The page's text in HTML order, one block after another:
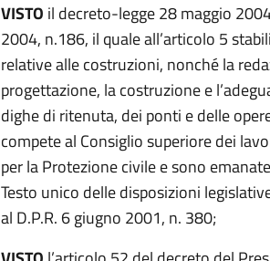
VISTO il decreto-legge 28 maggio
2004, n.186, il quale all’articolo 5
relative alle costruzioni, nonché la
progettazione, la costruzione e
dighe di ritenuta, dei ponti e delle
compete al Consiglio superiore dei
per la Protezione civile e sono
Testo unico delle disposizioni
al D.P.R. 6 giugno 2001, n. 380;